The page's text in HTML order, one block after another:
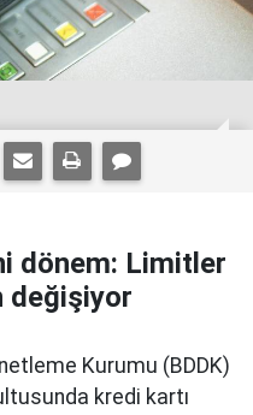
dönem: Limitler
değişiyor
Kurumu (BDDK)
kredi kartı